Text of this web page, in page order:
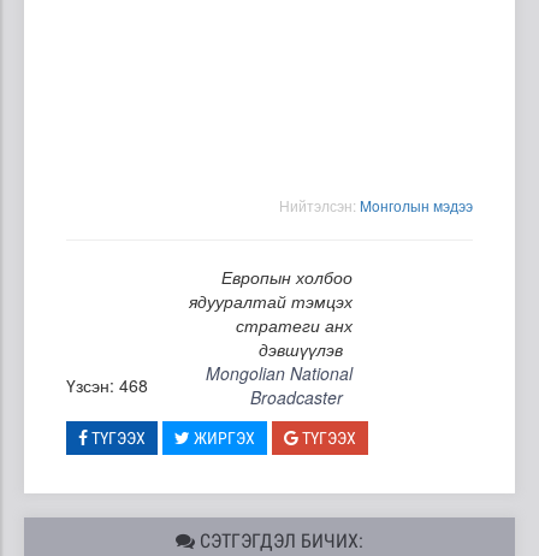
Нийтэлсэн: Moнголын мэдээ
Европын холбоо
ядууралтай тэмцэх
стратеги анх
дэвшүүлэв
Үзсэн: 468
Mongolian National
Broadcaster
ТҮГЭЭХ ЖИРГЭХ ТҮГЭЭХ
СЭТГЭГДЭЛ БИЧИХ: